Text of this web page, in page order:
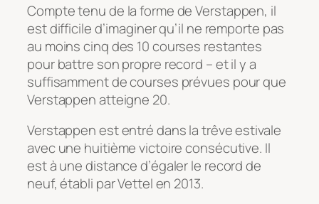
Compte tenu de la forme de Verstappen, il
est difficile d’imaginer qu’il ne remporte pas
au moins cinq des 10 courses restantes
pour battre son propre record – et il y a
suffisamment de courses prévues pour que
Verstappen atteigne 20.
Verstappen est entré dans la trêve estivale
avec une huitième victoire consécutive. Il
est à une distance d’égaler le record de
neuf, établi par Vettel en 2013.